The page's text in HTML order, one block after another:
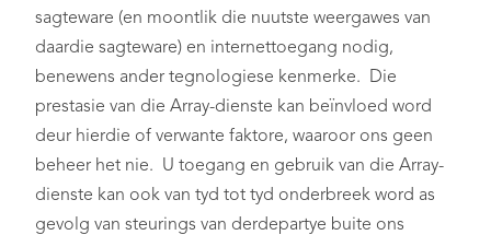
sagteware (en moontlik die nuutste weergawes van
daardie sagteware) en internettoegang nodig,
benewens ander tegnologiese kenmerke. Die
prestasie van die Array-dienste kan beïnvloed word
deur hierdie of verwante faktore, waaroor ons geen
beheer het nie. U toegang en gebruik van die Array-
dienste kan ook van tyd tot tyd onderbreek word as
gevolg van steurings van derdepartye buite ons